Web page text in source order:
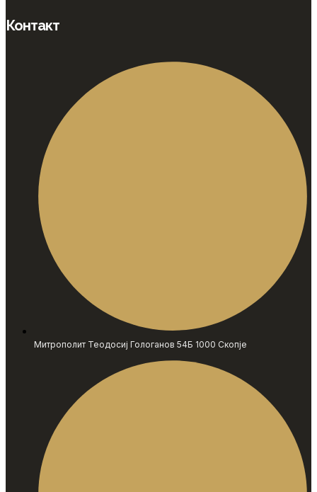
Контакт
Митрополит Теодосиј Гологанов 54Б 1000 Скопје